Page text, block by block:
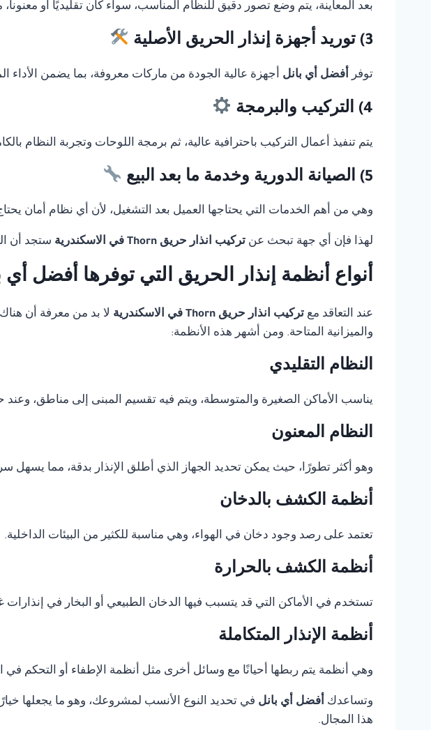
بعد المعاينة، يتم وضع تصور دقيق للنظام المناسب، سواء كان تقليديًا أو
3) توريد أجهزة إنذار الحريق الأصلية
توفر أفضل أي بانل أجهزة عالية الجودة من ماركات معروفة، بما يضمن الأداء
4) التركيب والبرمجة
يتم تنفيذ أعمال التركيب باحترافية عالية، ثم برمجة اللوحات وتجربة النظام
5) الصيانة الدورية وخدمة ما بعد البيع
وهي من أهم الخدمات التي يحتاجها العميل بعد التشغيل، لأن أي نظام أمان يحتاج
لهذا فإن أي جهة تبحث عن تركيب انذار حريق Thorn في الاسكندرية ستجد أن
أنواع أنظمة إنذار الحريق التي توفرها أفضل أي
عند التعاقد مع تركيب انذار حريق Thorn في الاسكندرية
لا بد من معرفة أن
والميزانية المتاحة. ومن أشهر هذه الأنظمة:
النظام التقليدي
يناسب الأماكن الصغيرة والمتوسطة، ويتم فيه تقسيم المبنى إلى مناطق،
النظام المعنون
وهو أكثر تطورًا، حيث يمكن تحديد الجهاز الذي أطلق الإنذار بدقة، مما يسهل
أنظمة الكشف بالدخان
تعتمد على رصد وجود دخان في الهواء، وهي مناسبة للكثير من البيئات الداخلية.
أنظمة الكشف بالحرارة
تستخدم في الأماكن التي قد يتسبب فيها الدخان الطبيعي أو البخار في
أنظمة الإنذار المتكاملة
وهي أنظمة يتم ربطها أحيانًا مع وسائل أخرى مثل أنظمة الإطفاء أو التحكم في
وتساعدك أفضل أي بانل في تحديد النوع الأنسب لمشروعك، وهو ما يجعلها
هذا المجال.